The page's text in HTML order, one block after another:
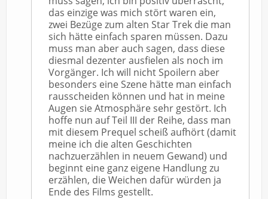
das einzige was mich stört waren ein,
zwei Bezüge zum alten Star Trek die man
sich hätte einfach sparen müssen. Dazu
muss man aber auch sagen, dass diese
diesmal dezenter ausfielen als noch im
Vorgänger. Ich will nicht Spoilern aber
besonders eine Szene hätte man einfach
rausscheiden können und hat in meine
Augen sie Atmosphäre sehr gestört. Ich
hoffe nun auf Teil III der Reihe, dass man
mit diesem Prequel scheiß aufhört (damit
meine ich die alten Geschichten
nachzuerzählen in neuem Gewand) und
beginnt eine ganz eigene Handlung zu
erzählen, die Weichen dafür würden ja
Ende des Films gestellt.